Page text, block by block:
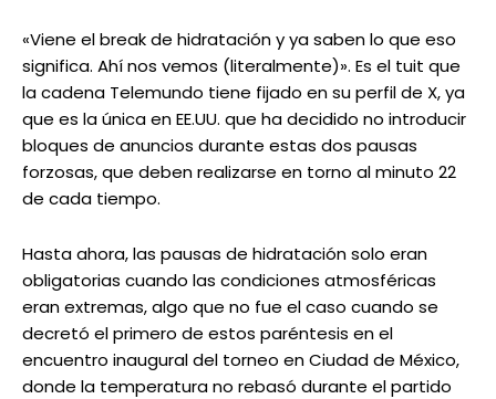
«Viene el break de hidratación y ya saben lo que eso
significa. Ahí nos vemos (literalmente)». Es el tuit que
la cadena Telemundo tiene fijado en su perfil de X, ya
que es la única en EE.UU. que ha decidido no introducir
bloques de anuncios durante estas dos pausas
forzosas, que deben realizarse en torno al minuto 22
de cada tiempo.
Hasta ahora, las pausas de hidratación solo eran
obligatorias cuando las condiciones atmosféricas
eran extremas, algo que no fue el caso cuando se
decretó el primero de estos paréntesis en el
encuentro inaugural del torneo en Ciudad de México,
donde la temperatura no rebasó durante el partido